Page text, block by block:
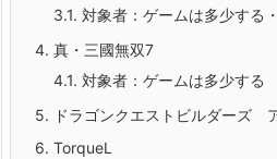
3.1. 対象者：ゲームは多少する
4. 真・三國無双7
4.1. 対象者：ゲームは多少する
5. ドラゴンクエストビルダーズ
6. TorqueL